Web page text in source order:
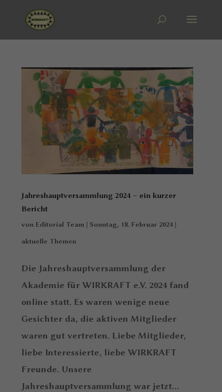
Jahreshauptversammlung 2024 – ein kurzer
Bericht
von Editorial Team | Sonntag, 18. Februar 2024 |
aktuelle Themen
Die Jahreshauptversammlung der
Akademie für WIRKRAFT e.V. 2024 fand
online statt. Es waren wenige neue
Gesichter da, die aktiven Mitglieder
waren gut vertreten. Liebe Mitglieder,
liebe Interessierte, liebe WIRKRAFT
Freunde. Unsere
Jahreshauptversammlung war jetzt...